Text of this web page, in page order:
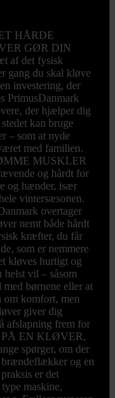
HÅRDE
GØR DIN
af det fysisk
gang du skal kløve
investering, der
PrimusDanmark
der hjælper dig
kan bruge
– som at nyde
med familien.
MUSKLER
og hårdt for
og hænder, især
vintersæsonen.
overtager
nemt både hårdt
kræfter, du får
som er nemmere
kløves hurtigt og
vil – såsom
børnene eller at
om komfort, men
giver dig
afslapning frem for
PÅ EN KLØVER,
spørger, om der
brændeflækker og en
er det
maskine,